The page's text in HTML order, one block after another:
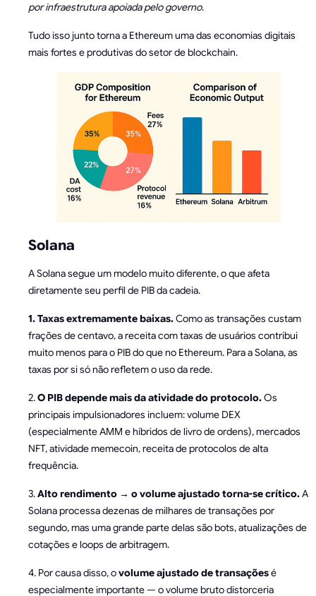
por infraestrutura apoiada pelo governo.
Tudo isso junto torna a Ethereum uma das economias digitais
mais fortes e produtivas do setor de blockchain.
Solana
A Solana segue um modelo muito diferente, o que afeta
diretamente seu perfil de PIB da cadeia.
1. Taxas extremamente baixas.Como as transações custam
frações de centavo, a receita com taxas de usuários contribui
muito menos para o PIB do que no Ethereum. Para a Solana, as
taxas por si só não refletem o uso da rede.
2.O PIB depende mais da atividade do protocolo.Os
principais impulsionadores incluem: volume DEX
(especialmente AMM e híbridos de livro de ordens), mercados
NFT, atividade memecoin, receita de protocolos de alta
frequência.
3.Alto rendimento → o volume ajustado torna-se crítico.A
Solana processa dezenas de milhares de transações por
segundo, mas uma grande parte delas são bots, atualizações de
cotações e loops de arbitragem.
4. Por causa disso, ovolume ajustado de transaçõesé
especialmente importante — o volume bruto distorceria